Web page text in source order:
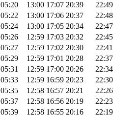
05:20 13:00 17:07 20:39
22:49
05:22 13:00 17:06 20:37
22:48
05:24 13:00 17:05 20:34
22:47
05:26 12:59 17:03 20:32
22:45
05:27 12:59 17:02 20:30
22:41
05:29 12:59 17:01 20:28
22:37
05:31 12:59 17:00 20:26
22:34
05:33 12:59 16:59 20:23
22:30
05:35 12:58 16:57 20:21
22:26
05:37 12:58 16:56 20:19
22:23
05:39 12:58 16:55 20:16
22:19